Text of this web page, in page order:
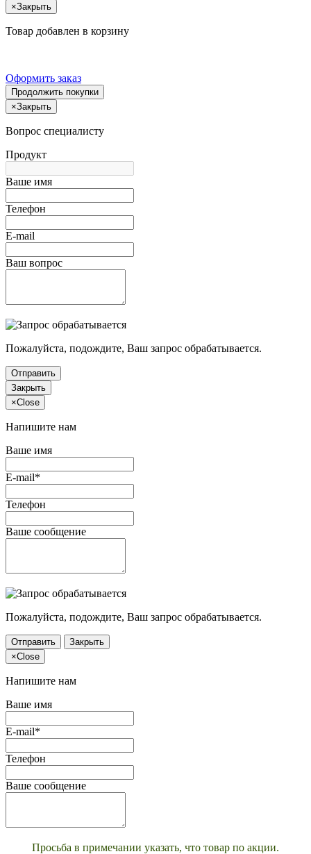
×Закрыть
Товар добавлен в корзину
Оформить заказ
Продолжить покупки
×Закрыть
Вопрос специалисту
Продукт
Ваше имя
Телефон
E-mail
Ваш вопрос
Пожалуйста, подождите, Ваш запрос обрабатывается.
Отправить
Закрыть
×Close
Напишите нам
Ваше имя
E-mail*
Телефон
Ваше сообщение
Пожалуйста, подождите, Ваш запрос обрабатывается.
Отправить
Закрыть
×Close
Напишите нам
Ваше имя
E-mail*
Телефон
Ваше сообщение
Просьба в примечании указать, что товар по акции.